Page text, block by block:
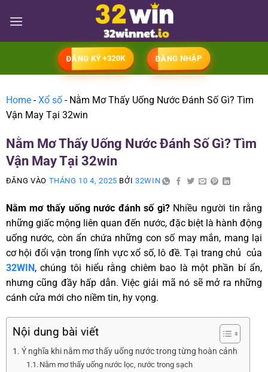
ĐĂNG KÝ +320K ĐĂNG NHẬP
Home-Xổ số- Nằm Mơ Thấy Uống Nước Đánh Số Gì? Tìm
Vận May Tại 32win
Nằm Mơ Thấy Uống Nước Đánh Số Gì? Tìm
Vận May Tại 32win
ĐĂNG VÀO THÁNG 10 4, 2025 BỞI32WIN
Nằm mơ thấy uống nước đánh số gì?Nhiều người tin rằng
những giấc mộng liên quan đến nước, đặc biệt là hành động
uống nước, còn ẩn chứa những con số may mắn, mang lại
cơ hội đổi vận trong lĩnh vực xổ số, lô đề. Tại trang chủ của
32WIN, chúng tôi hiểu rằng chiêm bao là một phần bí ẩn,
nhưng cũng đầy hấp dẫn. Việc giải mã nó sẽ mở ra những
cánh cửa mới cho niềm tin, hy vọng.
Nội dung bài viết
Ý nghĩa khi nằm mơ thấy uống nước trong từng hoàn cảnh
Nằm mơ thấy uống nước lọc, nước trong sạch